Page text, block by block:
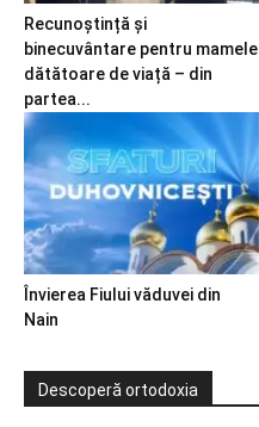
Recunoștință și
binecuvântare pentru mamele
dătătoare de viață – din
partea...
Învierea Fiului văduvei din
Nain
Descoperă ortodoxia